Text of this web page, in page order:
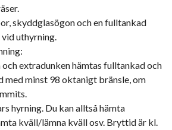
skyddglasögon och en fulltankad
uthyrning.
extradunken hämtas fulltankad och
med minst 98 oktanigt bränsle, om
hyrning. Du kan alltså hämta
kväll/lämna kväll osv. Bryttid är kl.